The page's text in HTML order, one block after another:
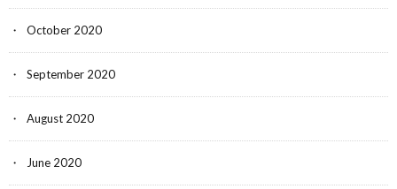
October 2020
September 2020
August 2020
June 2020